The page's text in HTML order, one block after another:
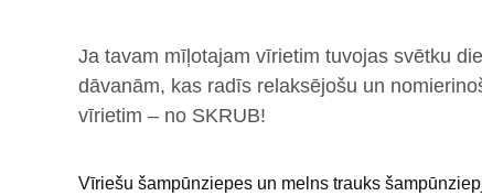
Ja tavam mīļotajam vīrietim tuvojas svētku
dāvanām, kas radīs relaksējošu un
vīrietim – no SKRUB!
Vīriešu šampūnziepes un melns trauks